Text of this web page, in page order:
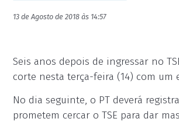
13 de Agosto de 2018 às 14:57
Seis anos depois de ingressar no
corte nesta terça-feira (14) com um
No dia seguinte, o PT deverá
prometem cercar o TSE para dar